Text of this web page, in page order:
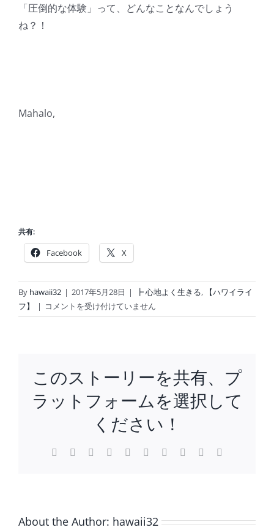
「圧倒的な体験」って、どんなことなんでしょう
ね？！
Mahalo,
共有:
Facebook X
By hawaii32 | 2017年5月28日 | ┣ 心地よく生きる,
【ハワイライ
フ】
| 「ハ
ワ
て」
ら
に
コメントを受け付けていません
このストーリーを共有、プ
ラットフォームを選択して
ください！
Facebook
TwitterReddit LinkedInWhatsApp
TumblrPinterest Xing
About the Author: hawaii32